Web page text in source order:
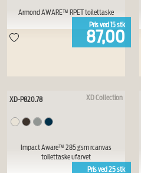
Armond AWARE™ RPET toilettaske
Pris ved 15stk
87,00
XD Collection
XD-P820.78
Impact Aware™ 285 gsm rcanvas
toilettaske ufarvet
Pris ved 25stk